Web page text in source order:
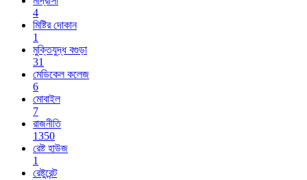
4
মিষ্টির দোকান
1
মুক্তিযুদ্ধ বগুড়া
31
মেডিকেল কলেজ
6
মোবাইল
7
রাজনীতি
1350
রেষ্ট হাউজ
1
রেষ্টুরেন্ট